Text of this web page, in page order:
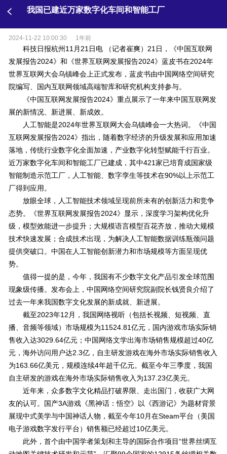
我国已建近万家数字化车间和智能工厂
2024-11-22 10:00:30 1年前
科技日报杭州11月21日电 （记者崔爽）21日，《中国互联网
发展报告2024》和《世界互联网发展报告2024》蓝皮书在2024年
世界互联网大会乌镇峰会上正式发布，蓝皮书由中国网络空间研究
院编写、国内互联网领域高端智库和研究机构支持参与。
《中国互联网发展报告2024》重点展示了一年来中国互联网发
展的新情况、新进展、新成效。
人工智能是2024年世界互联网大会乌镇峰会一大热词。《中国
互联网发展报告2024》指出，随着数字经济的升级发展和应用加速
落地，传统行业数字化全面加速，产业数字化转型赋能千行百业。
近万家数字化车间和智能工厂已建成，其中421家已培育成国家级
智能制造示范工厂，人工智能、数字孪生等技术在90%以上示范工
厂得到应用。
放眼全球，人工智能技术领域呈现前所未有的创新活力和竞争
态势。《世界互联网发展报告2024》显示，深度学习架构优化升
级，模型效能进一步提升；大规模语言模型百花齐放，推动大规模
技术快速发展；合成技术出现，为解决人工智能数据训练瓶颈问题
提供突破口。中国在人工智能创新潜力和市场规模等方面呈现优
势。
值得一提的是，今年，我国有不少数字文化产品引发全球范围
现象级传播。发布会上，中国网络空间研究院副院长钱贤良介绍了
过去一年来我国数字文化发展的新成就、新进展。
截至2023年12月，我国网络视听（包括长视频、短视频、直
播、音频等领域）市场规模为11524.81亿元，国内游戏市场实际销
售收入达3029.64亿元；中国网络文学出海市场销售规模超过40亿
元，海外访问用户达2.3亿，自主研发游戏在海外市场实际销售收入
为163.66亿美元，规模连续4年超千亿元。截至今年三季度，我国
自主研发的游戏在海外市场实际销售收入为137.23亿美元。
近年来，众多数字文化精品打破界限、走出国门，收获广大网
友的认可。国产3A游戏《黑神话：悟空》以《西游记》为题材背景
展现中式美学与中国神话人物，截至今年10月在Steam平台（美国
电子游戏数字发行平台）销售额已经超过10亿美元。
此外，首个由中国学者策划和主导的国际合作项目“世界丝绸互